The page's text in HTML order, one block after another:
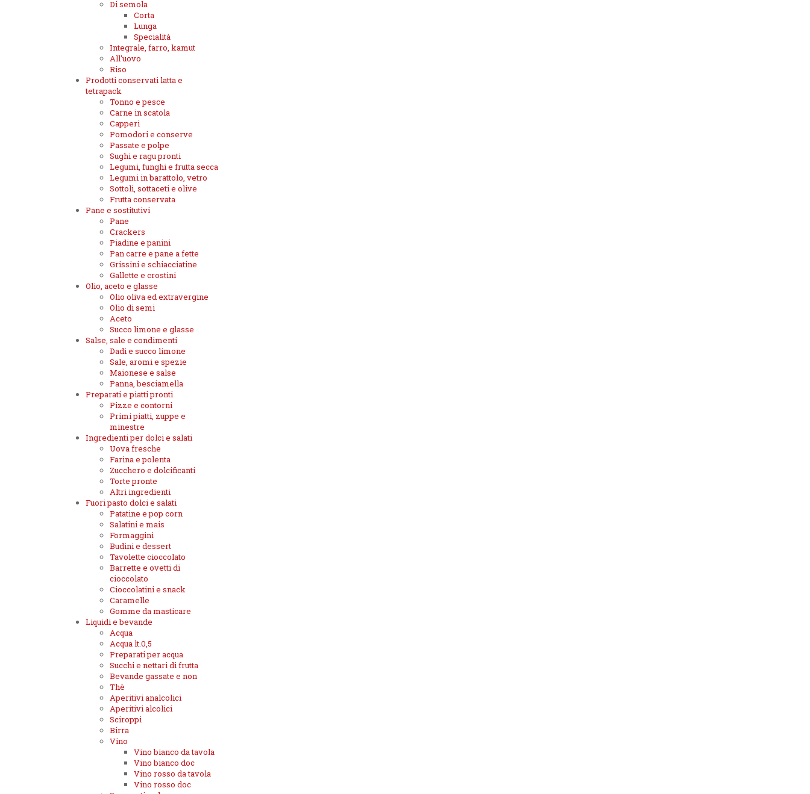
Di semola
Corta
Lunga
Specialità
Integrale, farro, kamut
All'uovo
Riso
Prodotti conservati latta e
tetrapack
Tonno e pesce
Carne in scatola
Capperi
Pomodori e conserve
Passate e polpe
Sughi e ragu pronti
Legumi, funghi e frutta secca
Legumi in barattolo, vetro
Sottoli, sottaceti e olive
Frutta conservata
Pane e sostitutivi
Pane
Crackers
Piadine e panini
Pan carre e pane a fette
Grissini e schiacciatine
Gallette e crostini
Olio, aceto e glasse
Olio oliva ed extravergine
Olio di semi
Aceto
Succo limone e glasse
Salse, sale e condimenti
Dadi e succo limone
Sale, aromi e spezie
Maionese e salse
Panna, besciamella
Preparati e piatti pronti
Pizze e contorni
Primi piatti, zuppe e
minestre
Ingredienti per dolci e salati
Uova fresche
Farina e polenta
Zucchero e dolcificanti
Torte pronte
Altri ingredienti
Fuori pasto dolci e salati
Patatine e pop corn
Salatini e mais
Formaggini
Budini e dessert
Tavolette cioccolato
Barrette e ovetti di
cioccolato
Cioccolatini e snack
Caramelle
Gomme da masticare
Liquidi e bevande
Acqua
Acqua lt.0,5
Preparati per acqua
Succhi e nettari di frutta
Bevande gassate e non
Thè
Aperitivi analcolici
Aperitivi alcolici
Sciroppi
Birra
Vino
Vino bianco da tavola
Vino bianco doc
Vino rosso da tavola
Vino rosso doc